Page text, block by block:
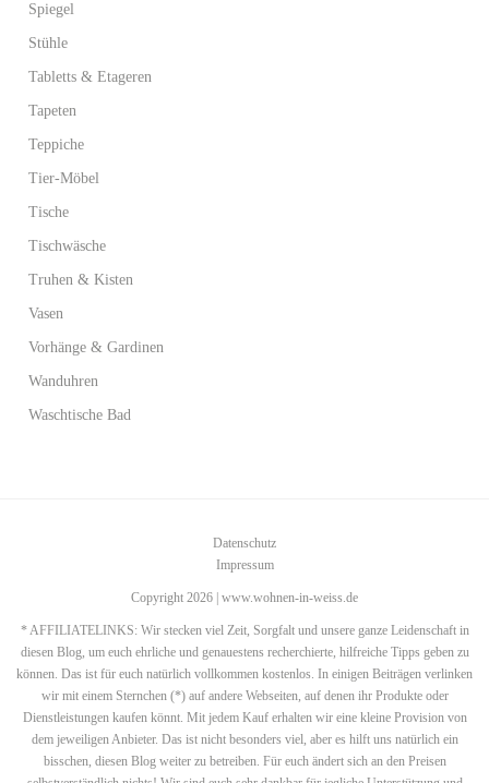
Spiegel
Stühle
Tabletts & Etageren
Tapeten
Teppiche
Tier-Möbel
Tische
Tischwäsche
Truhen & Kisten
Vasen
Vorhänge & Gardinen
Wanduhren
Waschtische Bad
Datenschutz
Impressum
Copyright 2026 | www.wohnen-in-weiss.de
* AFFILIATELINKS: Wir stecken viel Zeit, Sorgfalt und unsere ganze Leidenschaft in
diesen Blog, um euch ehrliche und genauestens recherchierte, hilfreiche Tipps geben zu
können. Das ist für euch natürlich vollkommen kostenlos. In einigen Beiträgen verlinken
wir mit einem Sternchen (*) auf andere Webseiten, auf denen ihr Produkte oder
Dienstleistungen kaufen könnt. Mit jedem Kauf erhalten wir eine kleine Provision von
dem jeweiligen Anbieter. Das ist nicht besonders viel, aber es hilft uns natürlich ein
bisschen, diesen Blog weiter zu betreiben. Für euch ändert sich an den Preisen